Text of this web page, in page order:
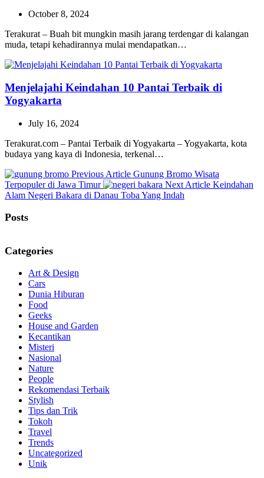
October 8, 2024
Terakurat – Buah bit mungkin masih jarang terdengar di kalangan
muda, tetapi kehadirannya mulai mendapatkan…
Menjelajahi Keindahan 10 Pantai Terbaik di
Yogyakarta
July 16, 2024
Terakurat.com – Pantai Terbaik di Yogyakarta – Yogyakarta, kota
budaya yang kaya di Indonesia, terkenal…
Previous Article Previous
Post:
Gunung Bromo Wisata
Terpopuler di Jawa Timur
Next Article Next
Keindahan
Alam Negeri Bakara di Danau Toba Yang Indah
Posts
Categories
Art & Design
Cars
Dunia Hiburan
Food
Geeks
House and Garden
Kecantikan
Misteri
Nasional
Nature
People
Rekomendasi Terbaik
Stylish
Tips dan Trik
Tokoh
Travel
Trends
Uncategorized
Unik